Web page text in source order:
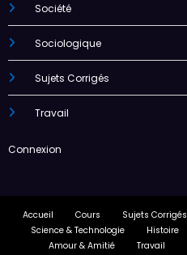
Société
Sociologique
Sujets Corrigés
Travail
Connexion
Accueil Cours Sujets Corrigés
Science & Technologie
Histoire
Amour & Amitié
Travail